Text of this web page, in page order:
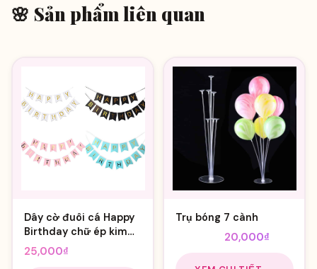
🌸 Sản phẩm liên quan
Dây cờ đuôi cá Happy
Birthday chữ ép kim
vàng
25,000₫
Trụ bóng 7 cành
Giá
gốc
20,000₫
hiện